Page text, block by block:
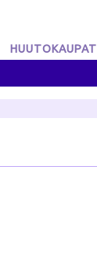
HUUTOKAUPAT